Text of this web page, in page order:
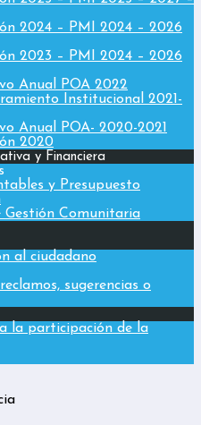
2024 – PMI 2024 – 2026
2023 – PMI 2024 – 2026
Anual POA 2022
Institucional 2021-
Anual POA- 2020-2021
2020
y Financiera
y Presupuesto
Gestión Comunitaria
al ciudadano
sugerencias o
la participación de la